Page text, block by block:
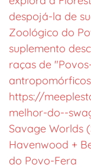
Savage Worlds
Havenwood +
do Povo-Fera